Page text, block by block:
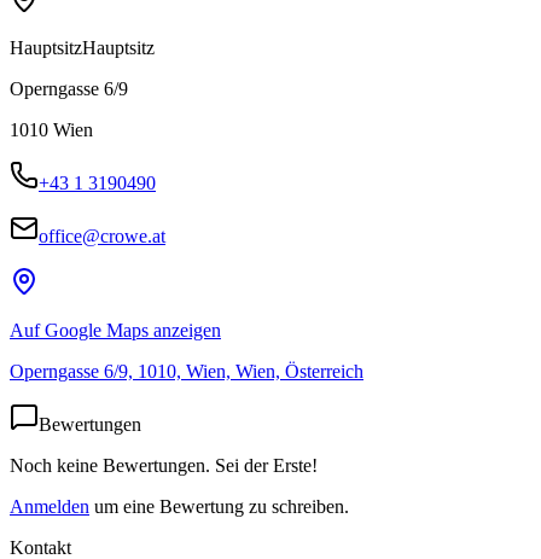
HauptsitzHauptsitz
Operngasse 6/9
1010 Wien
+43 1 3190490
office@crowe.at
Auf Google Maps anzeigen
Operngasse 6/9, 1010, Wien, Wien, Österreich
Bewertungen
Noch keine Bewertungen. Sei der Erste!
Anmelden um eine Bewertung zu schreiben.
Kontakt